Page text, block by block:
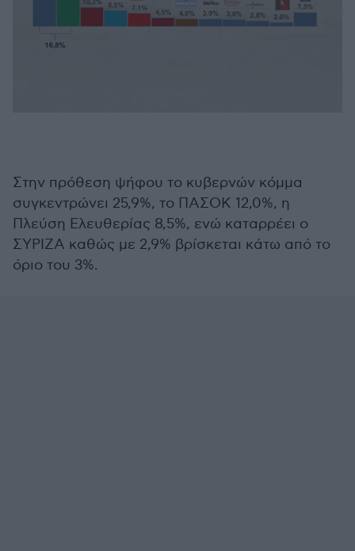
Στην πρόθεση ψήφου το κυβερνών κόμμα
συγκεντρώνει 25,9%, το ΠΑΣΟΚ 12,0%, η
Πλεύση Ελευθερίας 8,5%, ενώ καταρρέει ο
ΣΥΡΙΖΑ καθώς με 2,9% βρίσκεται κάτω από το
όριο του 3%.